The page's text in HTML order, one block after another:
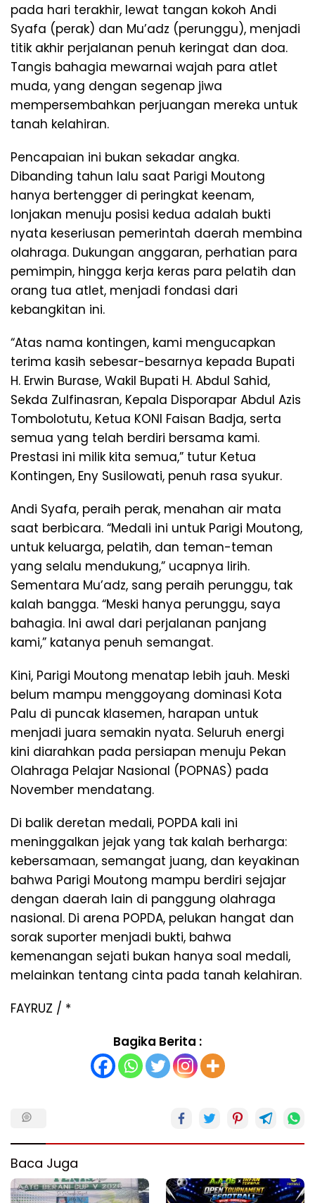
pada hari terakhir, lewat tangan kokoh Andi
Syafa (perak) dan Mu’adz (perunggu), menjadi
titik akhir perjalanan penuh keringat dan doa.
Tangis bahagia mewarnai wajah para atlet
muda, yang dengan segenap jiwa
mempersembahkan perjuangan mereka untuk
tanah kelahiran.
Pencapaian ini bukan sekadar angka.
Dibanding tahun lalu saat Parigi Moutong
hanya bertengger di peringkat keenam,
lonjakan menuju posisi kedua adalah bukti
nyata keseriusan pemerintah daerah membina
olahraga. Dukungan anggaran, perhatian para
pemimpin, hingga kerja keras para pelatih dan
orang tua atlet, menjadi fondasi dari
kebangkitan ini.
“Atas nama kontingen, kami mengucapkan
terima kasih sebesar-besarnya kepada Bupati
H. Erwin Burase, Wakil Bupati H. Abdul Sahid,
Sekda Zulfinasran, Kepala Disporapar Abdul Azis
Tombolotutu, Ketua KONI Faisan Badja, serta
semua yang telah berdiri bersama kami.
Prestasi ini milik kita semua,” tutur Ketua
Kontingen, Eny Susilowati, penuh rasa syukur.
Andi Syafa, peraih perak, menahan air mata
saat berbicara. “Medali ini untuk Parigi Moutong,
untuk keluarga, pelatih, dan teman-teman
yang selalu mendukung,” ucapnya lirih.
Sementara Mu’adz, sang peraih perunggu, tak
kalah bangga. “Meski hanya perunggu, saya
bahagia. Ini awal dari perjalanan panjang
kami,” katanya penuh semangat.
Kini, Parigi Moutong menatap lebih jauh. Meski
belum mampu menggoyang dominasi Kota
Palu di puncak klasemen, harapan untuk
menjadi juara semakin nyata. Seluruh energi
kini diarahkan pada persiapan menuju Pekan
Olahraga Pelajar Nasional (POPNAS) pada
November mendatang.
Di balik deretan medali, POPDA kali ini
meninggalkan jejak yang tak kalah berharga:
kebersamaan, semangat juang, dan keyakinan
bahwa Parigi Moutong mampu berdiri sejajar
dengan daerah lain di panggung olahraga
nasional. Di arena POPDA, pelukan hangat dan
sorak suporter menjadi bukti, bahwa
kemenangan sejati bukan hanya soal medali,
melainkan tentang cinta pada tanah kelahiran.
FAYRUZ / *
Bagika Berita :
Baca Juga